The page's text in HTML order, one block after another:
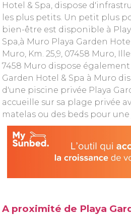
Hotel & Spa, dispose
les plus petits. Un petit plus
bien-être est disponible à
Spa,à Muro Playa Garden
Muro, Km. 25,9, 07458 Muro,
7458 Muro dispose
Garden Hotel & Spa à Muro
d'une piscine privée Playa
accueille sur sa plage privée
matelas ou des beds pour
A proximité de Playa